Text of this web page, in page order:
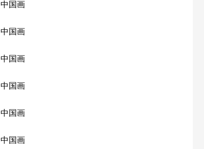
中国画
中国画
中国画
中国画
中国画
中国画